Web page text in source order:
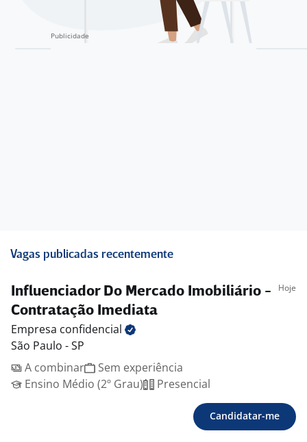
Vagas publicadas recentemente
Influenciador Do Mercado Imobiliário -
Contratação Imediata
Hoje
Empresa confidencial
São Paulo - SP
A combinar
Sem experiência
Ensino Médio (2º Grau)
Presencial
Candidatar-me